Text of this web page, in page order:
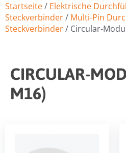
Startseite/ Elektrische
Steckverbinder/ Multi-Pin
Steckverbinder/ Circular-
CIRCULAR-
M16)